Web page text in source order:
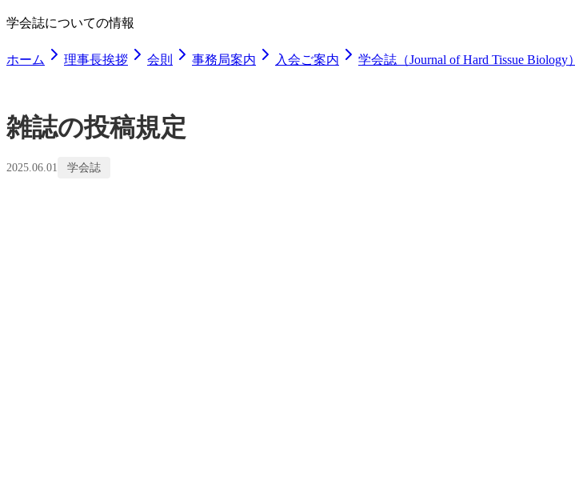
学会誌についての情報
ホーム 理事長挨拶 会則 事務局案内 入会ご案内 学会誌（Journal of Hard Tissue Biology）
雑誌の投稿規定
2025.06.01 学会誌